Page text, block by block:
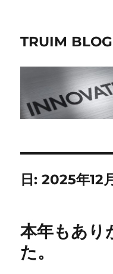
TRUIM BLOG
日:2025年12
本年もあり
た。